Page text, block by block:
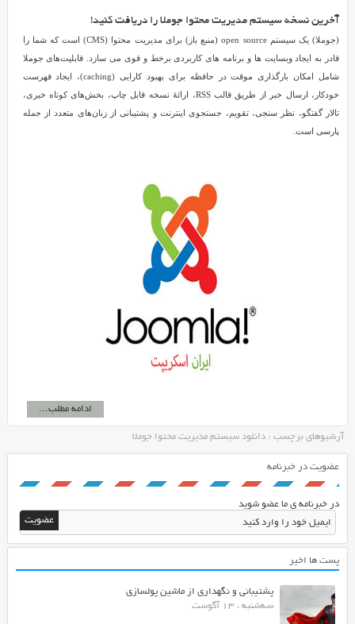
آخرین نسخه سیستم مدیریت محتوا جوملا را دریافت کنید!
(جوملا) یک سیستم open source (منبع باز) برای مدیریت محتوا (CMS) است که شما را
قادر به ایجاد وبسایت ها و برنامه های کاربردی برخط و قوی می سازد. قابلیت‌های جوملا
شامل امکان بارگذاری موقت در حافظه برای بهبود کارایی (caching)، ایجاد فهرست
خودکار، ارسال خبر از طریق قالب RSS، ارائهٔ نسخه قابل چاپ، بخش‌های کوتاه خبری،
تالار گفتگو، نظر سنجی، تقویم، جستجوی اینترنت و پشتیبانی از زبان‌های متعدد از جمله
پارسی است.
ادامه مطلب...
آرشیوهای برچسب : دانلود سیستم مدیریت محتوا جوملا
عضویت در خبرنامه
در خبرنامه ی ما عضو شوید
پست ها اخیر
پشتیبانی و نگهداری از ماشین پولسازی
سه‌شنبه ، 13 آگوست